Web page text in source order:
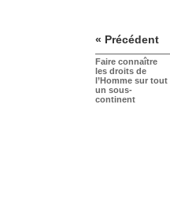
« Précédent
Faire connaître
les droits de
l’Homme sur tout
un sous-
continent